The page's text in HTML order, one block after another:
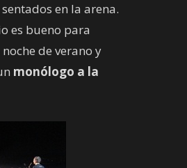
en la arena.
es bueno para
de verano y
monólogo a la